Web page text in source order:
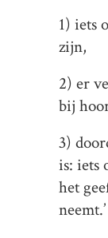
1) iets
zijn,
2) er
bij
3)
is: iets
het
neemt.’